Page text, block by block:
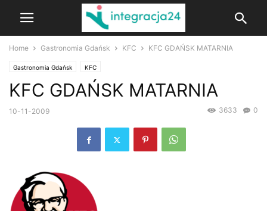
Home Gastronomia Gdańsk KFC KFC GDAŃSK MATARNIA
Gastronomia Gdańsk KFC
KFC GDAŃSK MATARNIA
10-11-2009 0
3633